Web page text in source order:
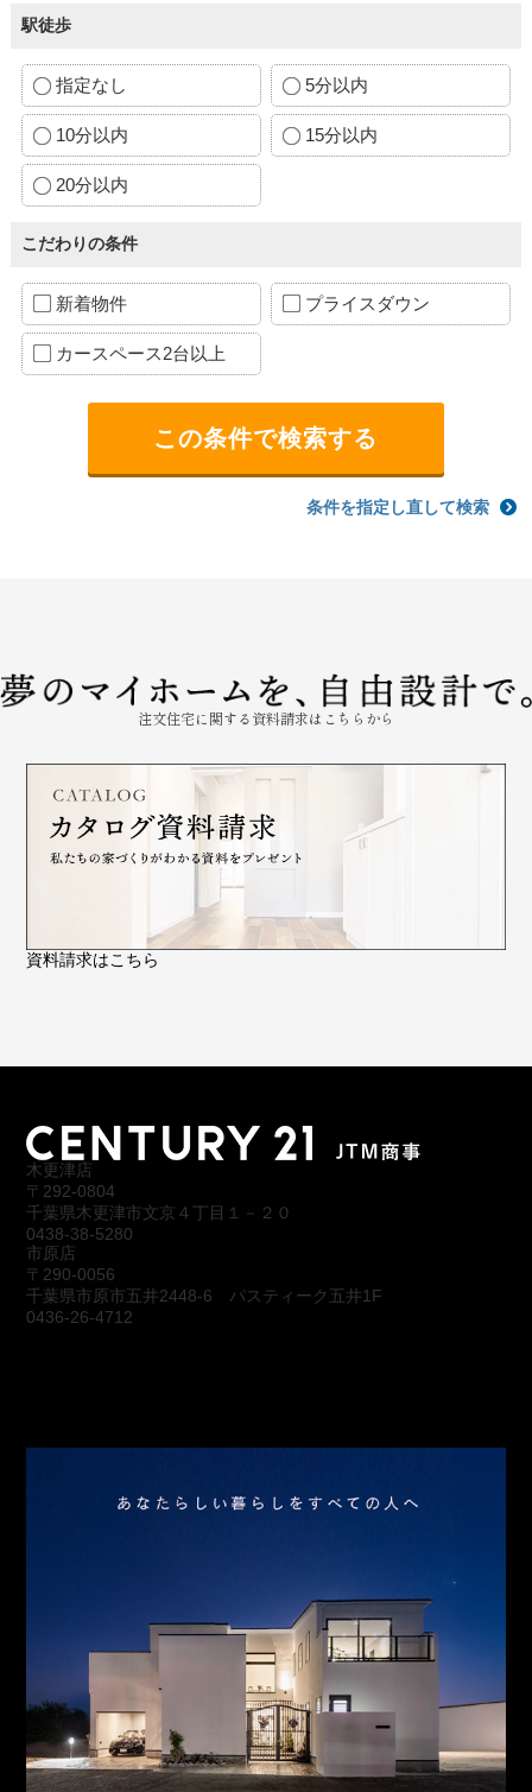
駅徒歩
指定なし 5分以内
10分以内 15分以内
20分以内
こだわりの条件
新着物件 プライスダウン
カースペース2台以上
条件を指定し直して検索
注文住宅に関する資料請求はこちらから
資料請求はこちら
木更津店
〒292-0804
千葉県木更津市文京４丁目１－２０
0438-38-5280
市原店
〒290-0056
千葉県市原市五井2448-6 パスティーク五井1F
0436-26-4712